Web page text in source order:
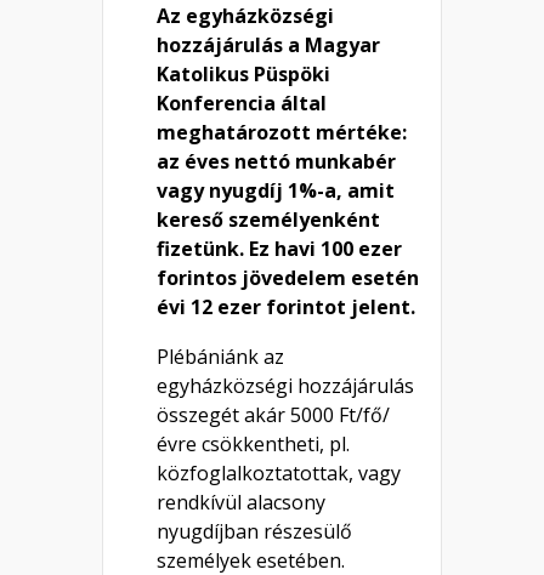
Az egyházközségi
hozzájárulás a Magyar
Katolikus Püspöki
Konferencia által
meghatározott mértéke:
az éves nettó munkabér
vagy nyugdíj 1%-a, amit
kereső személyenként
fizetünk. Ez havi 100 ezer
forintos jövedelem esetén
évi 12 ezer forintot jelent.
​Plébániánk az
egyházközségi hozzájárulás
összegét akár 5000 Ft/fő/
évre csökkentheti, pl.
közfoglalkoztatottak, vagy
rendkívül alacsony
nyugdíjban részesülő
személyek esetében.